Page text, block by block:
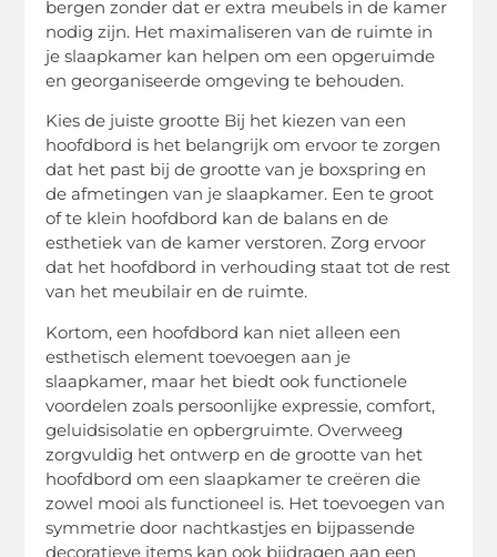
bergen zonder dat er extra meubels in de kamer
nodig zijn. Het maximaliseren van de ruimte in
je slaapkamer kan helpen om een opgeruimde
en georganiseerde omgeving te behouden.
Kies de juiste grootte Bij het kiezen van een
hoofdbord is het belangrijk om ervoor te zorgen
dat het past bij de grootte van je boxspring en
de afmetingen van je slaapkamer. Een te groot
of te klein hoofdbord kan de balans en de
esthetiek van de kamer verstoren. Zorg ervoor
dat het hoofdbord in verhouding staat tot de rest
van het meubilair en de ruimte.
Kortom, een hoofdbord kan niet alleen een
esthetisch element toevoegen aan je
slaapkamer, maar het biedt ook functionele
voordelen zoals persoonlijke expressie, comfort,
geluidsisolatie en opbergruimte. Overweeg
zorgvuldig het ontwerp en de grootte van het
hoofdbord om een slaapkamer te creëren die
zowel mooi als functioneel is. Het toevoegen van
symmetrie door nachtkastjes en bijpassende
decoratieve items kan ook bijdragen aan een